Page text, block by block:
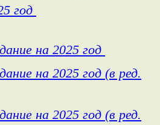
год
на 2025 год
на 2025 год (в ред.
на 2025 год (в ред.